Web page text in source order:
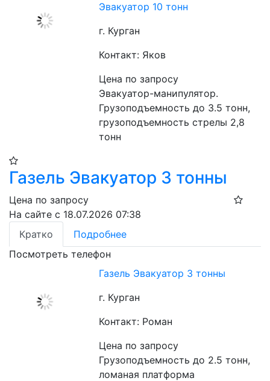
Эвакуатор 10 тонн
г. Курган
Контакт: Яков
Цена по запросу
Эвакуатор-манипулятор.
Грузоподъемность до 3.5 тонн,
грузоподъемность стрелы 2,8
тонн
Газель Эвакуатор 3 тонны
Цена по запросу
На сайте с 18.07.2026 07:38
Кратко
Подробнее
Посмотреть телефон
Газель Эвакуатор 3 тонны
г. Курган
Контакт: Роман
Цена по запросу
Грузоподъемность до 2.5 тонн,
ломаная платформа